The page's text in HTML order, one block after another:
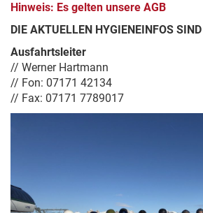
Hinweis: Es gelten unsere AGB
DIE AKTUELLEN HYGIENEINFOS
Ausfahrtsleiter
// Werner Hartmann
// Fon: 07171 42134
// Fax: 07171 7789017